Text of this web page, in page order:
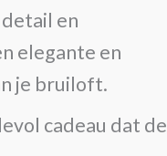
en
elegante en
je bruiloft.
cadeau dat de